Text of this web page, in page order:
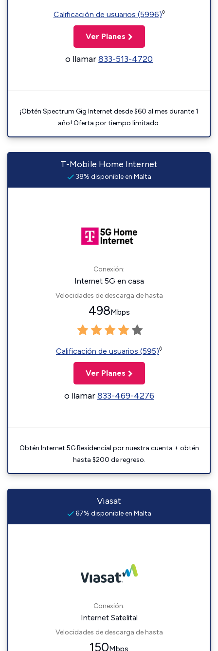
Calificación de usuarios (5996)◊
Ver Planes
o llamar833-513-4720
¡Obtén Spectrum Gig Internet desde $60 al mes durante 1
año! Oferta por tiempo limitado.
T-Mobile Home Internet
38% disponible en Malta
Conexión:
Internet 5G en casa
Velocidades de descarga de hasta
498Mbps
Calificación de usuarios (595)◊
Ver Planes
o llamar833-469-4276
Obtén Internet 5G Residencial por nuestra cuenta + obtén
hasta $200 de regreso.
Viasat
67% disponible en Malta
Conexión:
Internet Satelital
Velocidades de descarga de hasta
150Mbps